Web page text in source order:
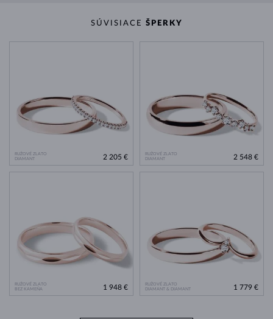
SÚVISIACE ŠPERKY
RUŽOVÉ ZLATO
DIAMANT
2 205 €
RUŽOVÉ ZLATO
DIAMANT
2 548 €
RUŽOVÉ ZLATO
BEZ KAMEŇA
1 948 €
RUŽOVÉ ZLATO
DIAMANT & DIAMANT
1 779 €